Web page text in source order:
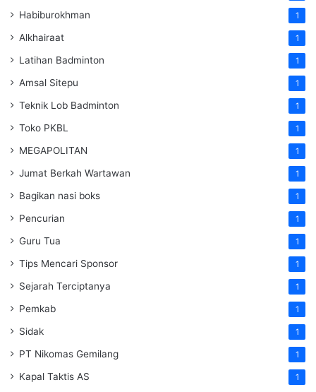
Habiburokhman 1
Alkhairaat 1
Latihan Badminton 1
Amsal Sitepu 1
Teknik Lob Badminton 1
Toko PKBL 1
MEGAPOLITAN 1
Jumat Berkah Wartawan 1
Bagikan nasi boks 1
Pencurian 1
Guru Tua 1
Tips Mencari Sponsor 1
Sejarah Terciptanya 1
Pemkab 1
Sidak 1
PT Nikomas Gemilang 1
Kapal Taktis AS 1